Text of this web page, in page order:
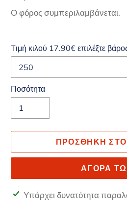
τιμή
Ο φόρος συμπεριλαμβάνεται.
Tιμή κιλού 17.90€ επιλέξτε
Ποσότητα
ΠΡΟΣΘΉΚΗ
ΑΓΟΡΆ
Προσθήκη
Υπάρχει δυνατότητα